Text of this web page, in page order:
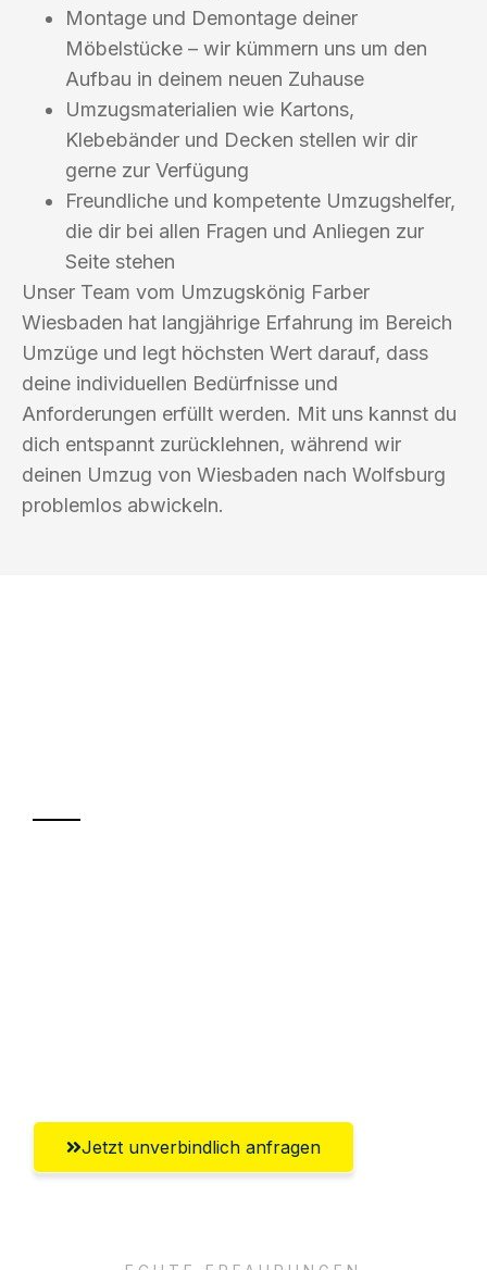
Montage und Demontage deiner
Möbelstücke – wir kümmern uns um den
Aufbau in deinem neuen Zuhause
Umzugsmaterialien wie Kartons,
Klebebänder und Decken stellen wir dir
gerne zur Verfügung
Freundliche und kompetente Umzugshelfer,
die dir bei allen Fragen und Anliegen zur
Seite stehen
Unser Team vom Umzugskönig Farber
Wiesbaden hat langjährige Erfahrung im Bereich
Umzüge und legt höchsten Wert darauf, dass
deine individuellen Bedürfnisse und
Anforderungen erfüllt werden. Mit uns kannst du
dich entspannt zurücklehnen, während wir
deinen Umzug von Wiesbaden nach Wolfsburg
problemlos abwickeln.
Jetzt unverbindlich anfragen